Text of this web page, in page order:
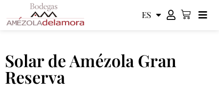
ES
EN
Solar de Amézola Gran
Reserva